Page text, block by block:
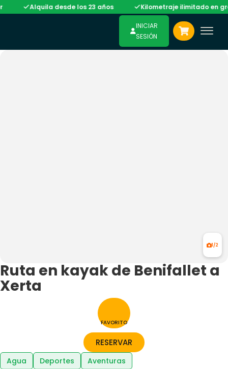
Alquila desde los 23 años Kilometraje ilimitado en
INICIAR
SESIÓN
1/2
Ruta en kayak de Benifallet a
Xerta
FAVORITO
RESERVAR
Agua Deportes
Aventuras